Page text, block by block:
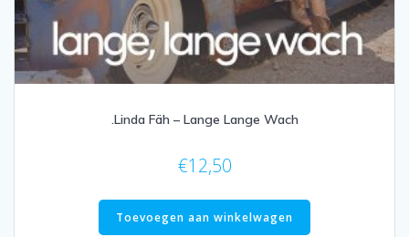
.Linda Fäh – Lange Lange Wach
€12,50
Toevoegen aan winkelwagen